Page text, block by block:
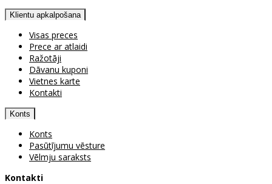
Klientu apkalpošana
Visas preces
Prece ar atlaidi
Ražotāji
Dāvanu kuponi
Vietnes karte
Kontakti
Konts
Konts
Pasūtījumu vēsture
Vēlmju saraksts
Kontakti